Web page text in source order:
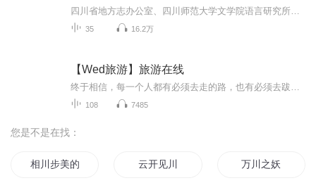
35 16.2万
【Wed旅游】旅游在线
108 7485
您是不是在找：
相川步美的旅途 云开见川 万川之妖